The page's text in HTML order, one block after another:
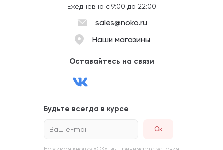
Ежедневно с 9:00 до 22:00
sales@noko.ru
Наши магазины
Оставайтесь на связи
Будьте всегда в курсе
Ваш e-mail
Нажимая кнопку «ОК», вы принимаете условия